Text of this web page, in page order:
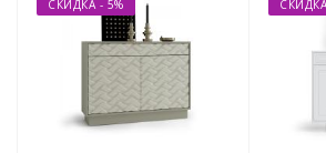
СКИДКА - 5%